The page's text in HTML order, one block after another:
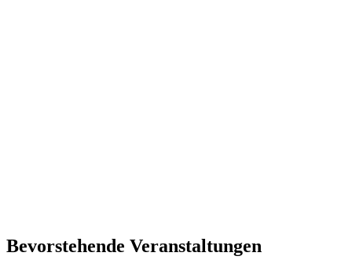
Bevorstehende Veranstaltungen